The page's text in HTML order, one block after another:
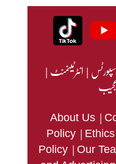
سپورٹس|انٹرٹینمنٹ|
About Us |
Policy |
Policy | Our